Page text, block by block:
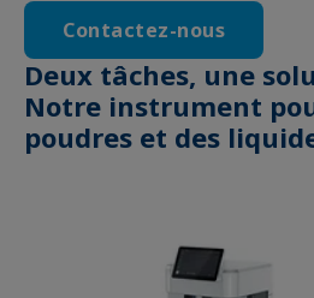
Contactez-nous
Deux tâches, une
Notre instrument
poudres et des